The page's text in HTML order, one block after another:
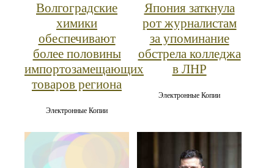
Волгоградские
химики
обеспечивают
более половины
импортозамещающих
товаров региона
Электронные Копии
Япония заткнула
рот журналистам
за упоминание
обстрела колледжа
в ЛНР
Электронные Копии